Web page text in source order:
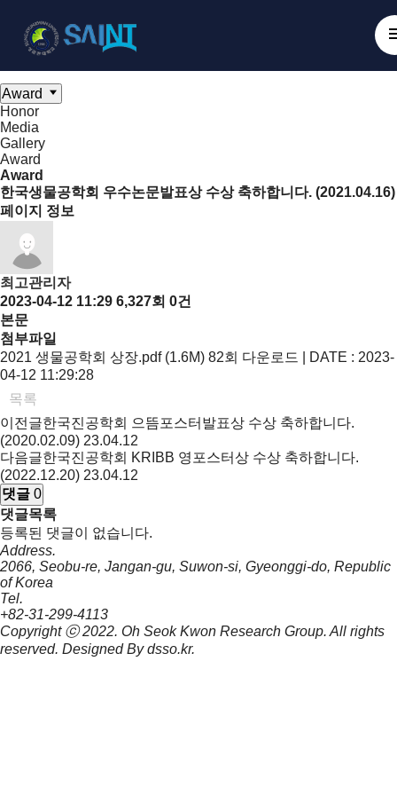
Honor
Media
Gallery
Award
Award
Honor
Media
Gallery
Award
Award
한국생물공학회 우수논문발표상 수상 축하합니다. (2021.04.16)
페이지 정보
최고관리자
2023-04-12 11:29 6,327회 0건
본문
첨부파일
2021 생물공학회 상장.pdf (1.6M) 82회 다운로드 | DATE : 2023-
04-12 11:29:28
목록
이전글한국진공학회 으뜸포스터발표상 수상 축하합니다.
(2020.02.09) 23.04.12
다음글한국진공학회 KRIBB 영포스터상 수상 축하합니다.
(2022.12.20) 23.04.12
댓글 0
댓글목록
등록된 댓글이 없습니다.
Address.
2066, Seobu-re, Jangan-gu, Suwon-si, Gyeonggi-do, Republic
of Korea
Tel.
+82-31-299-4113
Copyright ⓒ 2022. Oh Seok Kwon Research Group. All rights
reserved. Designed Bydsso.kr.